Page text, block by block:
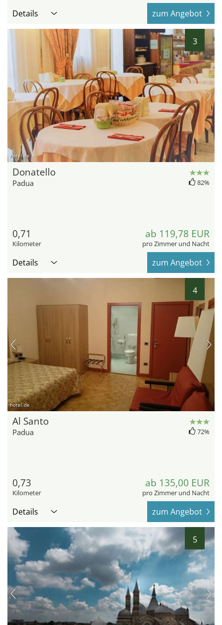
Details zum Angebot
3
hotel.de
Donatello
Padua 82%
0,71
Kilometer
ab 119,78 EUR
pro Zimmer und Nacht
Details zum Angebot
4
hotel.de
Al Santo
Padua 72%
0,73
Kilometer
ab 135,00 EUR
pro Zimmer und Nacht
Details zum Angebot
5